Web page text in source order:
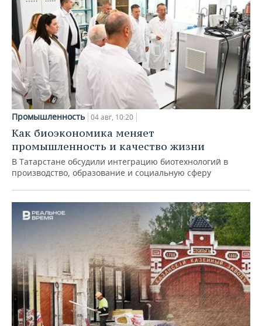
Промышленность 04 авг, 10:20
Как биоэкономика меняет
промышленность и качество жизни
В Татарстане обсудили интеграцию биотехнологий в
производство, образование и социальную сферу